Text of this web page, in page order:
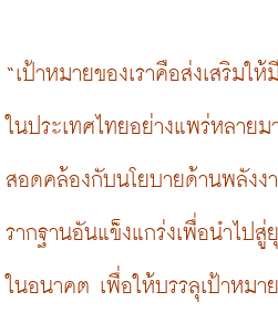
“เป้าหมายของเราคือส่งเสริมใ
ในประเทศไทยอย่างแพร่หลาย
สอดคล้องกับนโยบายด้านพลังง
รากฐานอันแข็งแกร่งเพื่อนำไป
ในอนาคต เพื่อให้บรรลุเป้าหม